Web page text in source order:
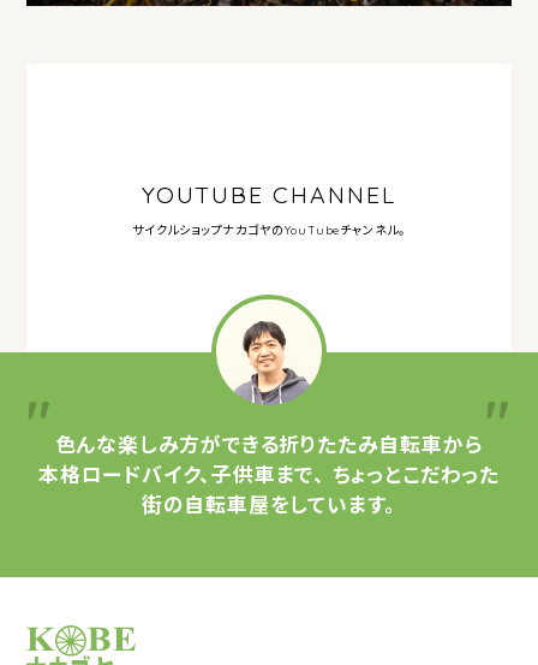
YOUTUBE CHANNEL
サイクルショップナカゴヤのYouTubeチャンネル。
色んな楽しみ方ができる折りたたみ自転車から
本格ロードバイク、子供車まで、 ちょっとこだわった
街の自転車屋をしています。
サイクルショップナカゴヤ